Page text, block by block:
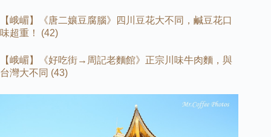
【峨嵋】《唐二孃豆腐腦》四川豆花大不同，鹹豆花口
味超重！
(42)
【峨嵋】《好吃街→周記老麵館》正宗川味牛肉麵，與
台灣大不同 (43)